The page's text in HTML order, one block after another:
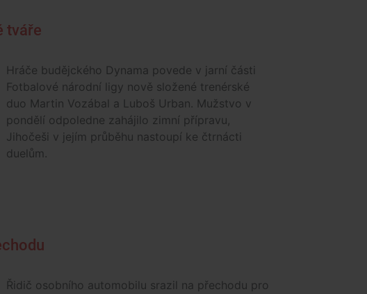
tváře
Hráče budějckého Dynama povede v jarní části
Fotbalové národní ligy nově složené trenérské
duo Martin Vozábal a Luboš Urban. Mužstvo v
pondělí odpoledne zahájilo zimní přípravu,
Jihočeši v jejím průběhu nastoupí ke čtrnácti
duelům.
Řidič osobního automobilu srazil na přechodu pro